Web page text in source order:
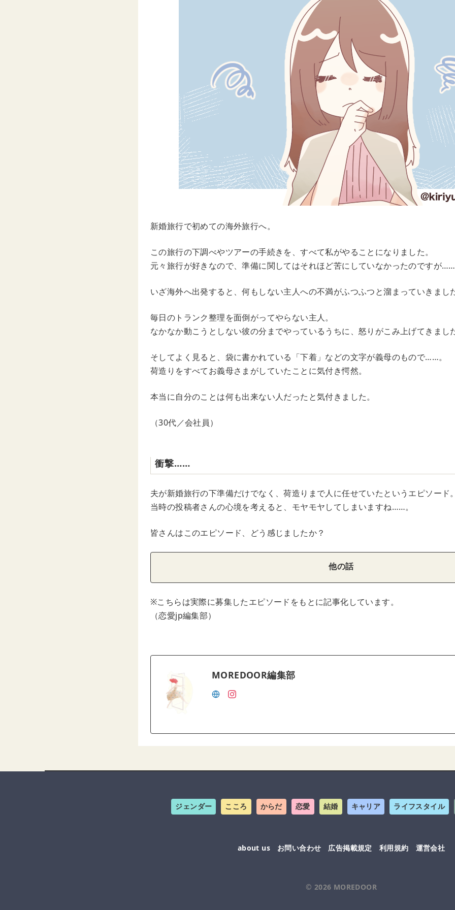
新婚旅行で初めての海外旅行へ。
この旅行の下調べやツアーの手続きを、すべて私がやることになりました。
元々旅行が好きなので、準備に関してはそれほど苦にしていなかったのですが
いざ海外へ出発すると、何もしない主人への不満がふつふつと溜まっていきまし
毎日のトランク整理を面倒がってやらない主人。
なかなか動こうとしない彼の分までやっているうちに、怒りがこみ上げてきまし
そしてよく見ると、袋に書かれている「下着」などの文字が義母のもので……。
荷造りをすべてお義母さまがしていたことに気付き愕然。
本当に自分のことは何も出来ない人だったと気付きました。
（30代／会社員）
衝撃……
夫が新婚旅行の下準備だけでなく、荷造りまで人に任せていたというエピソード
当時の投稿者さんの心境を考えると、モヤモヤしてしまいますね……。
皆さんはこのエピソード、どう感じましたか？
他の話
※こちらは実際に募集したエピソードをもとに記事化しています。
（恋愛jp編集部）
MOREDOOR編集部
ジェンダー こころ からだ 恋愛 結婚 キャリア ライフスタイル
about us お問い合わせ 広告掲載規定 利用規約 運営会社
© 2026 MOREDOOR